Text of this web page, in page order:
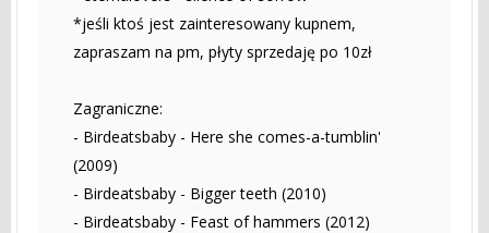
*jeśli ktoś jest zainteresowany kupnem,
zapraszam na pm, płyty sprzedaję po 10zł
Zagraniczne:
- Birdeatsbaby - Here she comes-a-tumblin'
(2009)
- Birdeatsbaby - Bigger teeth (2010)
- Birdeatsbaby - Feast of hammers (2012)